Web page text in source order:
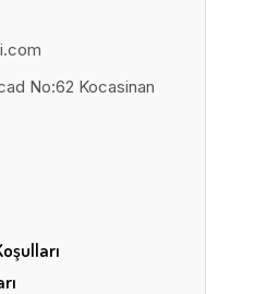
No:62 Kocasinan